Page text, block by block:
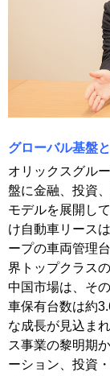
グローバル基盤
オリックスグル
盤に金融、投資
モデルを展開し
け自動車リース
ープの車両管理
界トップクラス
中国市場は、そ
車保有台数は約
な成長が見込ま
ス事業の黎明期
ーション、投資